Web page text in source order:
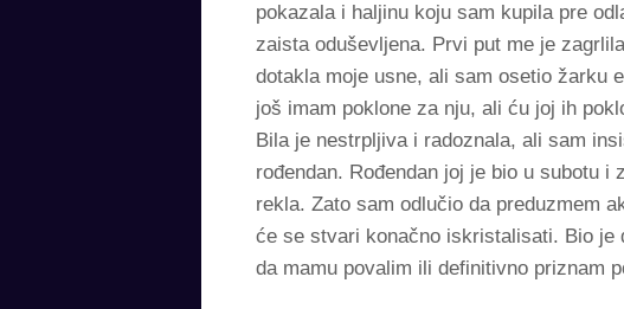
pokazala i haljinu koju sam kupila pre
zaista oduševljena. Prvi put me je
dotakla moje usne, ali sam osetio žarku
još imam poklone za nju, ali ću joj ih
Bila je nestrpljiva i radoznala, ali sam
rođendan. Rođendan joj je bio u subotu
rekla. Zato sam odlučio da preduzmem
će se stvari konačno iskristalisati. Bio je
da mamu povalim ili definitivno priznam